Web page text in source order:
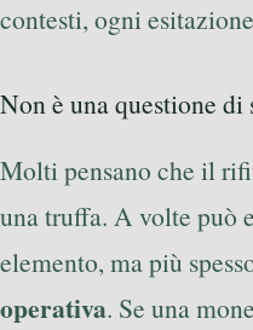
contesti, ogni
Non è una questione di
Molti pensano che il
una truffa. A volte può
elemento, ma più
operativa. Se una